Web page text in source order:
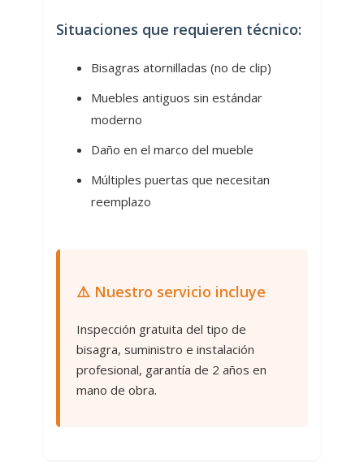
Situaciones que requieren técnico:
Bisagras atornilladas (no de clip)
Muebles antiguos sin estándar
moderno
Daño en el marco del mueble
Múltiples puertas que necesitan
reemplazo
⚠️ Nuestro servicio incluye
Inspección gratuita del tipo de
bisagra, suministro e instalación
profesional, garantía de 2 años en
mano de obra.